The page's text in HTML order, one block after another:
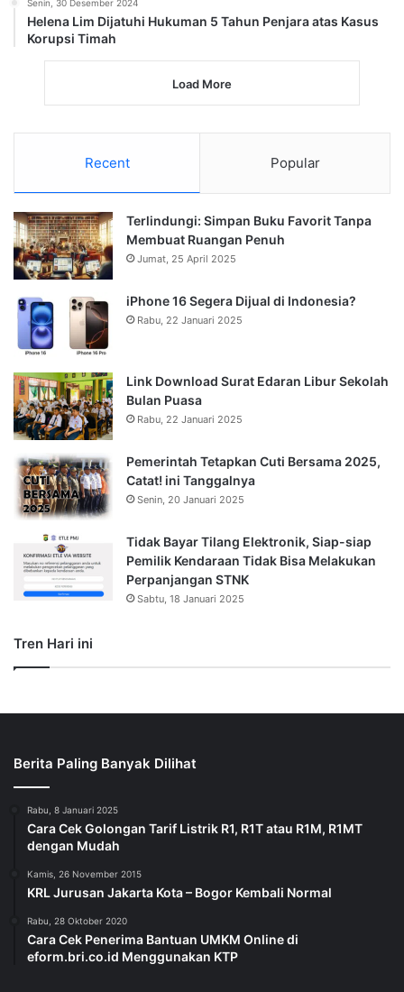
Senin, 30 Desember 2024
Helena Lim Dijatuhi Hukuman 5 Tahun Penjara atas Kasus
Korupsi Timah
Load More
Recent Popular
Terlindungi: Simpan Buku Favorit Tanpa
Membuat Ruangan Penuh
Jumat, 25 April 2025
iPhone 16 Segera Dijual di Indonesia?
Rabu, 22 Januari 2025
Link Download Surat Edaran Libur Sekolah
Bulan Puasa
Rabu, 22 Januari 2025
Pemerintah Tetapkan Cuti Bersama 2025,
Catat! ini Tanggalnya
Senin, 20 Januari 2025
Tidak Bayar Tilang Elektronik, Siap-siap
Pemilik Kendaraan Tidak Bisa Melakukan
Perpanjangan STNK
Sabtu, 18 Januari 2025
Tren Hari ini
Berita Paling Banyak Dilihat
Rabu, 8 Januari 2025
Cara Cek Golongan Tarif Listrik R1, R1T atau R1M, R1MT
dengan Mudah
Kamis, 26 November 2015
KRL Jurusan Jakarta Kota – Bogor Kembali Normal
Rabu, 28 Oktober 2020
Cara Cek Penerima Bantuan UMKM Online di
eform.bri.co.id Menggunakan KTP